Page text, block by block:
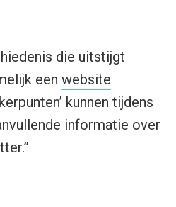
die uitstijgt
een website
kunnen tijdens
informatie over